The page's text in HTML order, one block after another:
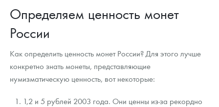
Определяем ценность монет
России
Как определить ценность монет России? Для этого лучше
конкретно знать монеты, представляющие
нумизматическую ценность, вот некоторые:
1,2 и 5 рублей 2003 года. Они ценны из-за рекордно